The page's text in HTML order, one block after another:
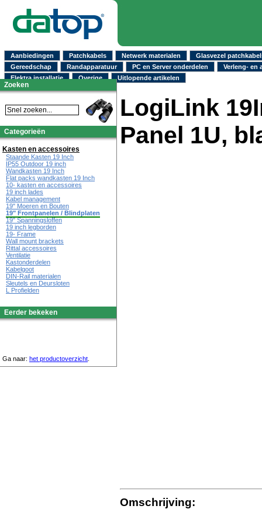
Aanbiedingen Patchkabels Netwerk materialen
Glasvezel
Gereedschap
Randapparatuur PC en Server onderdelen
Verleng- en
Elektra installatie
Overige Uitlopende artikelen
LogiLink
Panel 1U,
Omschrijving:
Zoeken
Categorieën
Kasten en accessoires
Staande Kasten 19 Inch
IP55 Outdoor 19 inch
Wandkasten 19 Inch
Flat packs wandkasten 19 Inch
10- kasten en accessoires
19 inch lades
Kabel management
19" Moeren en Bouten
19" Frontpanelen / Blindplaten
19" Spanningsloffen
19 inch legborden
19- Frame
Wall mount brackets
Rittal accessoires
Ventilatie
Kastonderdelen
Kabelgoot
DIN-Rail materialen
Sleutels en Deursloten
L Profielden
Eerder bekeken
Ga naar: het productoverzicht